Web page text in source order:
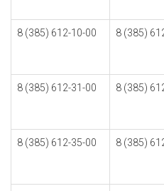
8 (385) 612-10-00 8 (385)
8 (385) 612-31-00 8 (385)
8 (385) 612-35-00 8 (385)